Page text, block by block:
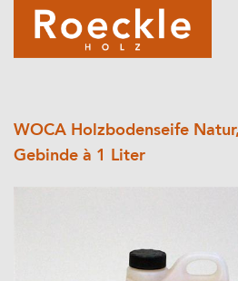
WOCA Holzbodenseife Natur,
Gebinde à 1 Liter